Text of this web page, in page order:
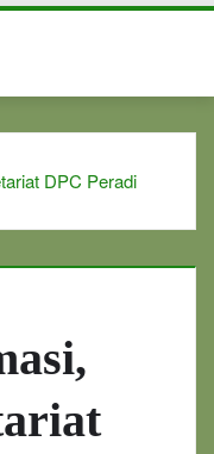
DPC Peradi